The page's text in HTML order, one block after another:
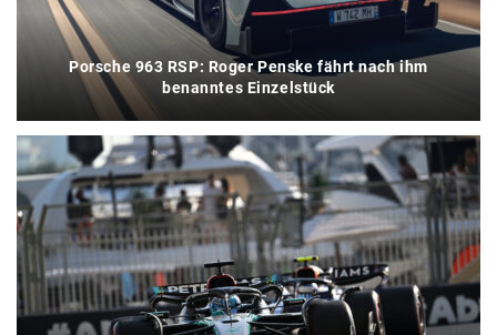
Porsche 963 RSP: Roger Penske fährt nach ihm
benanntes Einzelstück